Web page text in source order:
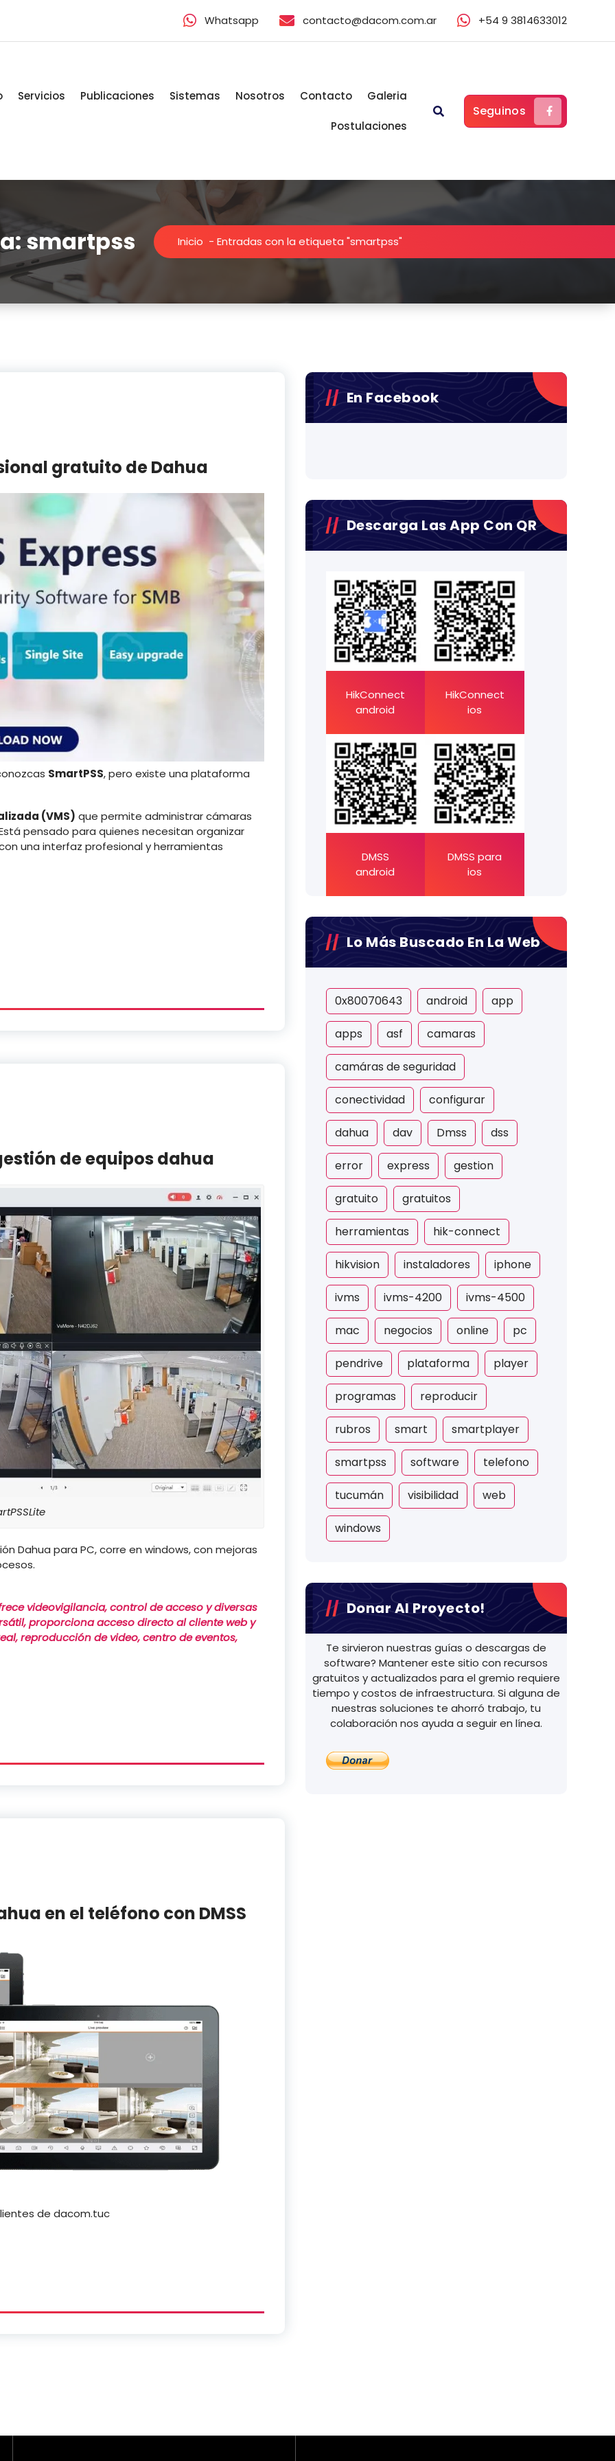
Whatsapp contacto@dacom.com.ar +54 9 3814633012
Servicios Publicaciones Sistemas Nosotros Contacto Galeria
Postulaciones
Seguinos
smartpss Inicio - Entradas con la etiqueta "smartpss"
gratuito de Dahua
SmartPSS, pero existe una plataforma
(VMS) que permite administrar cámaras
Está pensado para quienes necesitan organizar
una interfaz profesional y herramientas
de equipos dahua
Dahua para PC, corre en windows, con mejoras
videovigilancia, control de acceso y diversas
proporciona acceso directo al cliente web y
reproducción de video, centro de eventos,
en el teléfono con DMSS
de dacom.tuc
En Facebook
Descarga Las App Con QR
HikConnect
android
HikConnect
ios
DMSS
android
DMSS para
ios
Lo Más Buscado En La Web
0x80070643 android app
apps asf camaras
camáras de seguridad
conectividad configurar
dahua dav Dmss dss
error express gestion
gratuito gratuitos
herramientas hik-connect
hikvision instaladores iphone
ivms ivms-4200 ivms-4500
mac negocios online pc
pendrive plataforma player
programas reproducir
rubros smart smartplayer
smartpss software telefono
tucumán visibilidad web
windows
Donar Al Proyecto!
Te sirvieron nuestras guías o descargas de
software? Mantener este sitio con recursos
gratuitos y actualizados para el gremio requiere
tiempo y costos de infraestructura. Si alguna de
nuestras soluciones te ahorró trabajo, tu
colaboración nos ayuda a seguir en línea.